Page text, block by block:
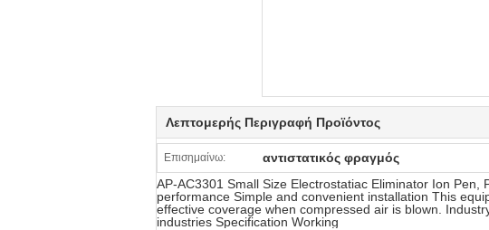
Λεπτομερής Περιγραφή Προϊόντος
Επισημαίνω:
αντιστατικός φραγμός
AP-AC3301 Small Size Electrostatiac Eliminator Ion
performance Simple and convenient installation This
effective coverage when compressed air is blown.
industries Specification Working